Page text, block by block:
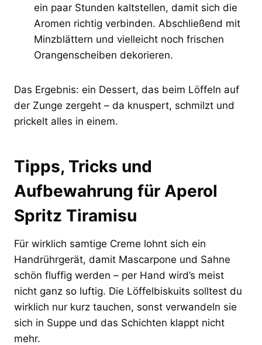
ein paar Stunden kaltstellen, damit sich die
Aromen richtig verbinden. Abschließend mit
Minzblättern und vielleicht noch frischen
Orangenscheiben dekorieren.
Das Ergebnis: ein Dessert, das beim Löffeln auf
der Zunge zergeht – da knuspert, schmilzt und
prickelt alles in einem.
Tipps, Tricks und
Aufbewahrung für Aperol
Spritz Tiramisu
Für wirklich samtige Creme lohnt sich ein
Handrührgerät, damit Mascarpone und Sahne
schön fluffig werden – per Hand wird’s meist
nicht ganz so luftig. Die Löffelbiskuits solltest du
wirklich nur kurz tauchen, sonst verwandeln sie
sich in Suppe und das Schichten klappt nicht
mehr.